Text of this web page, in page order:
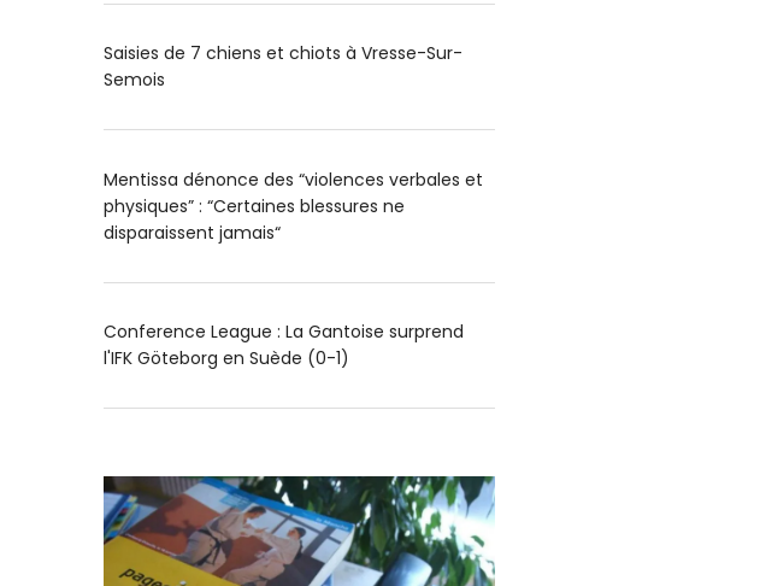
Saisies de 7 chiens et chiots à Vresse-Sur-
Semois
Mentissa dénonce des “violences verbales et
physiques” : “Certaines blessures ne
disparaissent jamais“
Conference League : La Gantoise surprend
l'IFK Göteborg en Suède (0-1)